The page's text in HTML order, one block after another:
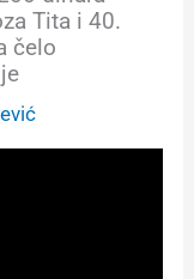
Tita i 40.
čelo